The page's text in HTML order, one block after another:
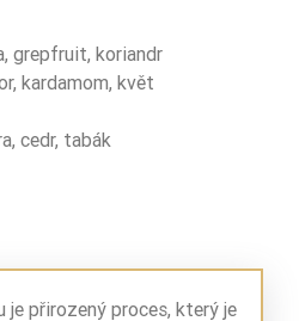
grepfruit, koriandr
kardamom, květ
cedr, tabák
y
22%
je přirozený proces, který je